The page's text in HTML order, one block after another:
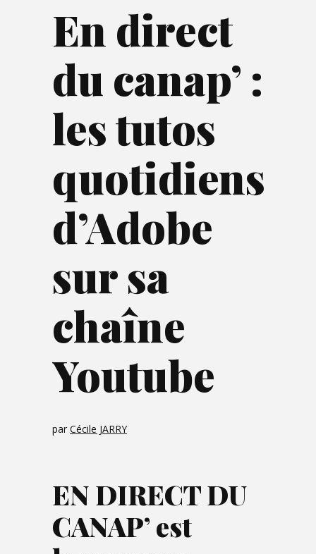
En direct
du canap’ :
les tutos
quotidiens
d’Adobe
sur sa
chaîne
Youtube
par Cécile JARRY
EN DIRECT DU
CANAP’ est